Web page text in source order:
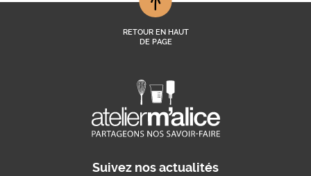
Suivez nos actualités
RETOUR EN HAUT
DE PAGE